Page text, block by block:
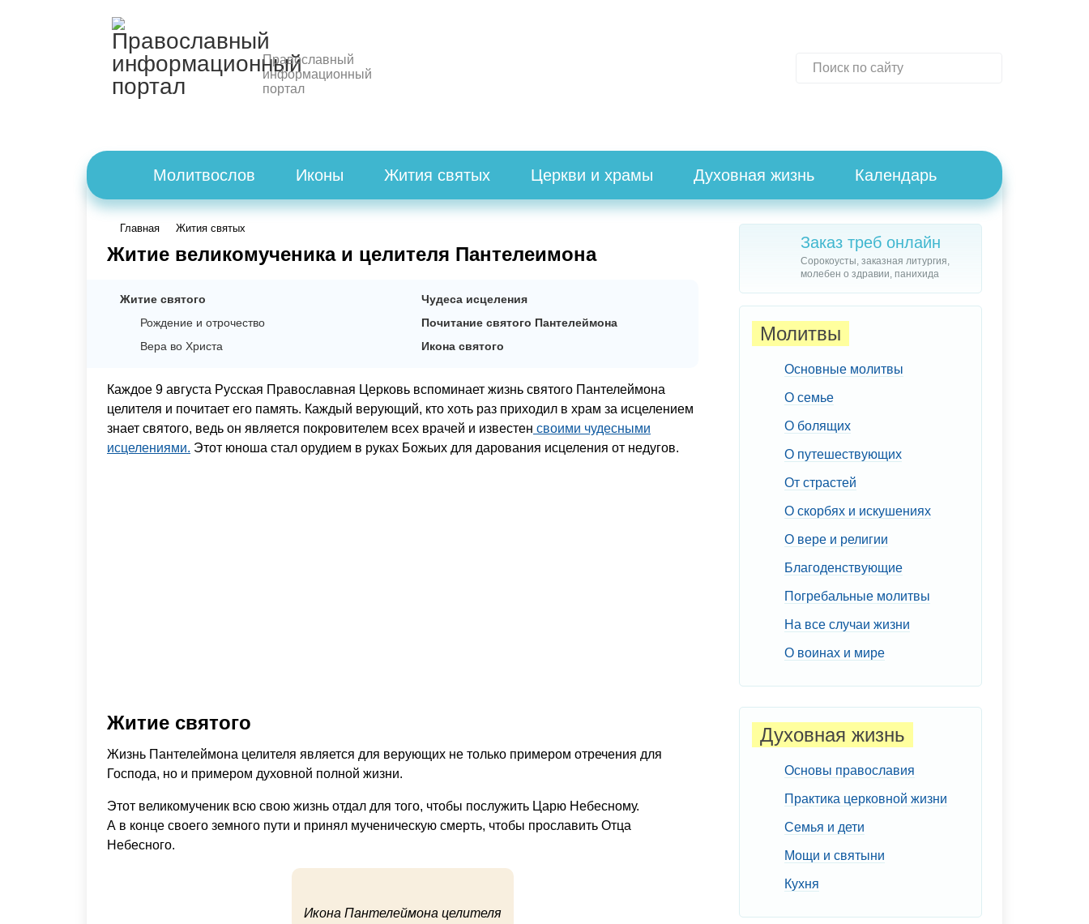
Православный
информационный
портал
Молитвослов Иконы Жития святых Церкви и храмы Духовная жизнь Календарь
Главная Жития святых
Житие великомученика и целителя Пантелеимона
Житие святого
Рождение и отрочество
Вера во Христа
Чудеса исцеления
Почитание святого Пантелеймона
Икона святого
Каждое 9 августа Русская Православная Церковь вспоминает жизнь святого Пантелеймона
целителя и почитает его память. Каждый верующий, кто хоть раз приходил в храм за исцелением
знает святого, ведь он является покровителем всех врачей и известен своими чудесными
исцелениями. Этот юноша стал орудием в руках Божьих для дарования исцеления от недугов.
Житие святого
Жизнь Пантелеймона целителя является для верующих не только примером отречения для
Господа, но и примером духовной полной жизни.
Этот великомученик всю свою жизнь отдал для того, чтобы послужить Царю Небесному.
А в конце своего земного пути и принял мученическую смерть, чтобы прославить Отца
Небесного.
Икона Пантелеймона целителя
Заказ треб онлайн
Сорокоусты, заказная литургия,
молебен о здравии, панихида
Молитвы
Основные молитвы
О семье
О болящих
О путешествующих
От страстей
О скорбях и искушениях
О вере и религии
Благоденствующие
Погребальные молитвы
На все случаи жизни
О воинах и мире
Духовная жизнь
Основы православия
Практика церковной жизни
Семья и дети
Мощи и святыни
Кухня